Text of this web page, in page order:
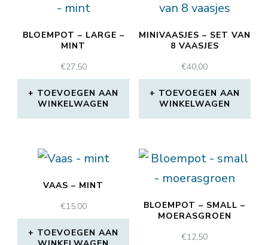
BLOEMPOT – LARGE –
MINT
€27,50
TOEVOEGEN AAN
WINKELWAGEN
MINIVAASJES – SET VAN
8 VAASJES
€40,00
TOEVOEGEN AAN
WINKELWAGEN
VAAS – MINT
€15,00
TOEVOEGEN AAN
BLOEMPOT – SMALL –
MOERASGROEN
€12,50